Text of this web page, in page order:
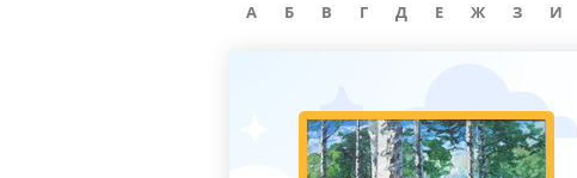
А Б В Г Д Е Ж З И